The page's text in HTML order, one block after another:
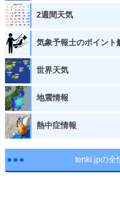
2週間天気
気象予報士のポイント
世界天気
地震情報
熱中症情報
tenki.jpの全